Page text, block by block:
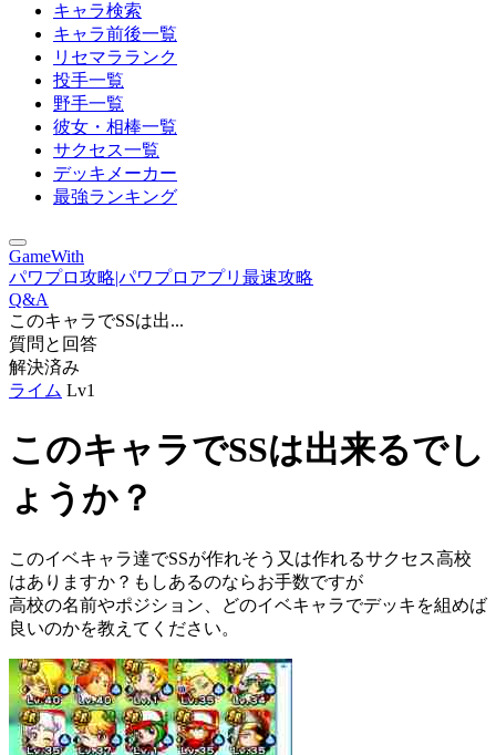
キャラ検索
キャラ前後一覧
リセマラランク
投手一覧
野手一覧
彼女・相棒一覧
サクセス一覧
デッキメーカー
最強ランキング
GameWith
パワプロ攻略|パワプロアプリ最速攻略
Q&A
このキャラでSSは出...
質問と回答
解決済み
ライム Lv1
このキャラでSSは出来るでし
ょうか？
このイベキャラ達でSSが作れそう又は作れるサクセス高校
はありますか？もしあるのならお手数ですが
高校の名前やポジション、どのイベキャラでデッキを組めば
良いのかを教えてください。